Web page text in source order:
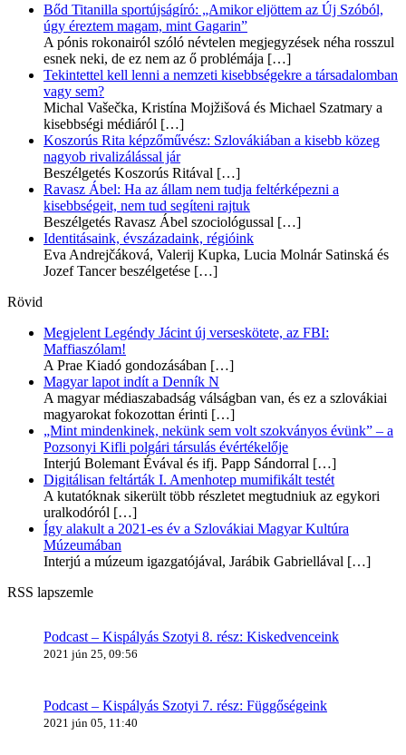
Bőd Titanilla sportújságíró: „Amikor eljöttem az Új Szóból,
úgy éreztem magam, mint Gagarin”
A pónis rokonairól szóló névtelen megjegyzések néha rosszul
esnek neki, de ez nem az ő problémája […]
Tekintettel kell lenni a nemzeti kisebbségekre a társadalomban
vagy sem?
Michal Vašečka, Kristína Mojžišová és Michael Szatmary a
kisebbségi médiáról […]
Koszorús Rita képzőművész: Szlovákiában a kisebb közeg
nagyob rivalizálással jár
Beszélgetés Koszorús Ritával […]
Ravasz Ábel: Ha az állam nem tudja feltérképezni a
kisebbségeit, nem tud segíteni rajtuk
Beszélgetés Ravasz Ábel szociológussal […]
Identitásaink, évszázadaink, régióink
Eva Andrejčáková, Valerij Kupka, Lucia Molnár Satinská és
Jozef Tancer beszélgetése […]
Rövid
Megjelent Legéndy Jácint új verseskötete, az FBI:
Maffiaszólam!
A Prae Kiadó gondozásában […]
Magyar lapot indít a Denník N
A magyar médiaszabadság válságban van, és ez a szlovákiai
magyarokat fokozottan érinti […]
„Mint mindenkinek, nekünk sem volt szokványos évünk” – a
Pozsonyi Kifli polgári társulás évértékelője
Interjú Bolemant Évával és ifj. Papp Sándorral […]
Digitálisan feltárták I. Amenhotep mumifikált testét
A kutatóknak sikerült több részletet megtudniuk az egykori
uralkodóról […]
Így alakult a 2021-es év a Szlovákiai Magyar Kultúra
Múzeumában
Interjú a múzeum igazgatójával, Jarábik Gabriellával […]
RSS lapszemle
Podcast – Kispályás Szotyi 8. rész: Kiskedvenceink
2021 jún 25, 09:56
Podcast – Kispályás Szotyi 7. rész: Függőségeink
2021 jún 05, 11:40